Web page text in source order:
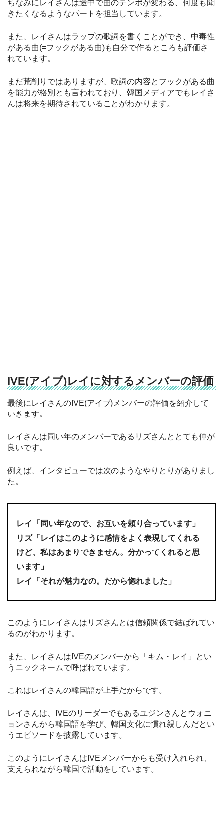
ちなみにレイさんは途中で曲のテンポが変わる、何度も聞
きたくなるようなパートを担当しています。
また、レイさんはラップの歌詞を書くことができ、中毒性
がある曲(=フックがある曲)も自分で作るところも評価さ
れています。
まだ荒削りではありますが、歌詞の内容とフックがある曲
を能力が格別とも言われており、韓国メディアでもレイさ
んは将来を期待されていることがわかります。
IVE(アイブ)レイに対するメンバーの評価
最後にレイさんのIVE(アイブ)メンバーの評価を紹介して
いきます。
レイさんは同い年のメンバーであるリズさんととても仲が
良いです。
例えば、インタビューでは次のようなやりとりがありまし
た。
レイ「同い年なので、お互いを頼り合っています」
リズ「レイはこのように感情をよく表現してくれる
けど、私はあまりできません。分かってくれると思
います」
レイ「それが魅力なの。だから惚れました」
このようにレイさんはリズさんとは信頼関係で結ばれてい
るのがわかります。
また、レイさんはIVEのメンバーから「キム・レイ」とい
うニックネームで呼ばれています。
これはレイさんの韓国語が上手だからです。
レイさんは、IVEのリーダーでもあるユジンさんとウォニ
ョンさんから韓国語を学び、韓国文化に慣れ親しんだとい
うエピソードを披露しています。
このようにレイさんはIVEメンバーからも受け入れられ、
支えられながら韓国で活動をしています。